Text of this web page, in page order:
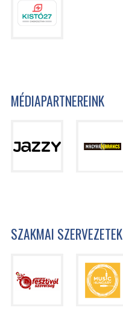
MÉDIAPARTNEREINK
SZAKMAI SZERVEZETEK